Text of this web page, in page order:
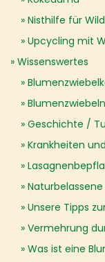
Nisthilfe für
Upcycling mit
Wissenswertes
Geschichte /
Krankheiten
Unsere Tipps
Vermehrung
Was ist eine